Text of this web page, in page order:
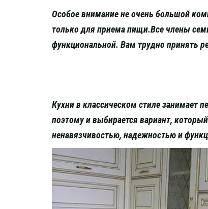
Особое внимание не очень большой
только для приема пищи.Все члены
функциональной. Вам трудно принять
Кухни в классическом стиле занимает
поэтому и выбирается вариант,
ненавязчивостью, надежностью и